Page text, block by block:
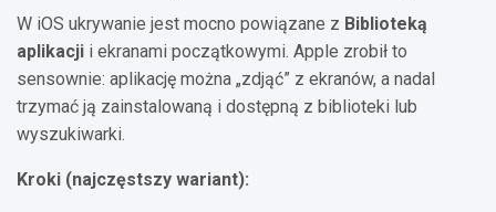
W iOS ukrywanie jest mocno powiązane z Biblioteką
aplikacji i ekranami początkowymi. Apple zrobił to
sensownie: aplikację można „zdjąć” z ekranów, a nadal
trzymać ją zainstalowaną i dostępną z biblioteki lub
wyszukiwarki.
Kroki (najczęstszy wariant):